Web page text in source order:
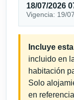
18/07/2026
Vigencia: 19/
Incluye
incluido en
habitación
Solo
en